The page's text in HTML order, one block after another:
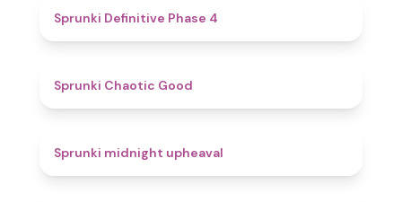
Sprunki Definitive Phase 4
Sprunki Chaotic Good
Sprunki midnight upheaval